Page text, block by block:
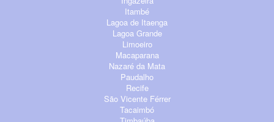
Itambé
Lagoa de Itaenga
Lagoa Grande
Limoeiro
Macaparana
Nazaré da Mata
Paudalho
Recife
São Vicente Férrer
Tacaimbó